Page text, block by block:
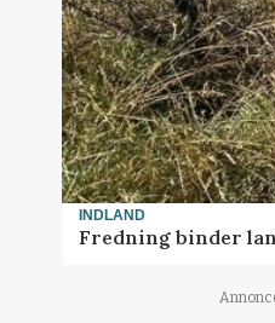
INDLAND
Fredning binder